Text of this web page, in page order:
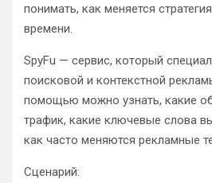
понимать, как меняется
времени.
SpyFu — сервис, который
поисковой и контекстной
помощью можно узнать, какие
трафик, какие ключевые слова
как часто меняются рекламные
Сценарий: